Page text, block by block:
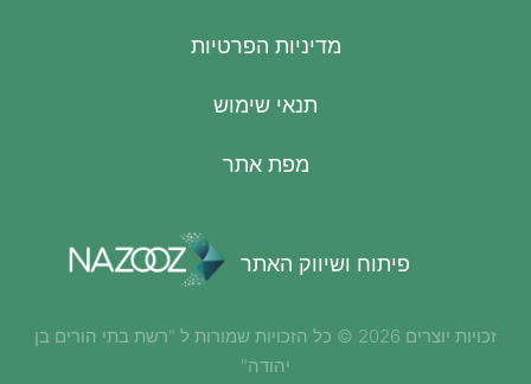
מדיניות הפרטיות
תנאי שימוש
מפת אתר
פיתוח ושיווק האתר
זכויות יוצרים 2026 © כל הזכויות שמורות ל "רשת בתי הורים בן
יהודה"